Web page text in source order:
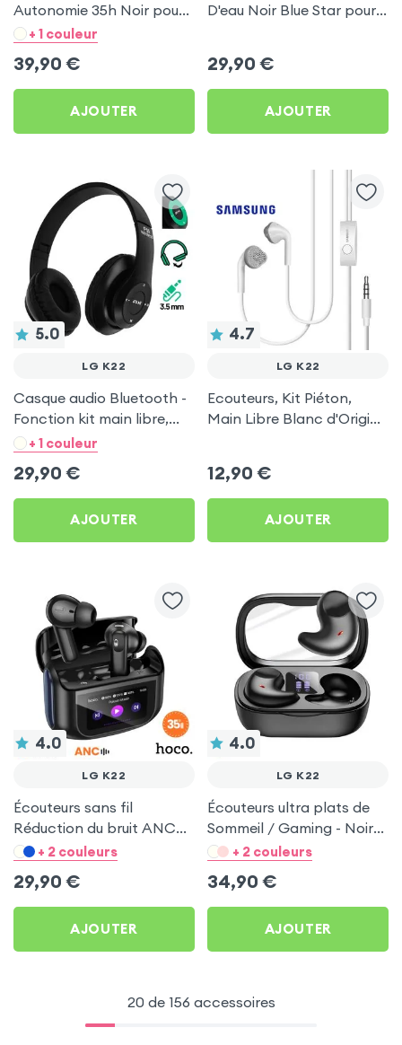
Autonomie 35h Noir pour
LG K22
+ 1 couleur
39,90 €
AJOUTER
D'eau Noir Blue Star pour
29,90 €
AJOUTER
5.0
LG K22
Casque audio Bluetooth -
Fonction kit main libre,
pliable - Noir pour LG K22
+ 1 couleur
29,90 €
AJOUTER
4.7
LG K22
Ecouteurs, Kit Piéton,
Main Libre Blanc d'Origine
12,90 €
AJOUTER
4.0
LG K22
Écouteurs sans fil
Réduction du bruit ANC
ENC - Hoco Noir pour LG
+ 2 couleurs
29,90 €
AJOUTER
4.0
LG K22
Écouteurs ultra plats de
Sommeil / Gaming - Noir
pour LG K22
+ 2 couleurs
34,90 €
AJOUTER
20 de 156 accessoires